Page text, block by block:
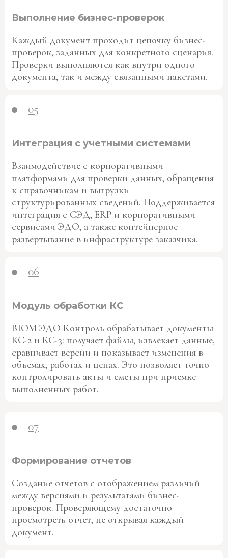
Выполнение бизнес-проверок
Каждый документ проходит цепочку бизнес-
проверок, заданных для конкретного сценария.
Проверки выполняются как внутри одного
документа, так и между связанными пакетами.
05
Интеграция с учетными системами
Взаимодействие с корпоративными
платформами для проверки данных, обращения
к справочникам и выгрузки
структурированных сведений. Поддерживается
интеграция с СЭД, ERP и корпоративными
сервисами ЭДО, а также контейнерное
развертывание в инфраструктуре заказчика.
06
Модуль обработки КС
BIOM ЭДО Контроль обрабатывает документы
КС-2 и КС-3: получает файлы, извлекает данные,
сравнивает версии и показывает изменения в
объемах, работах и ценах. Это позволяет точно
контролировать акты и сметы при приемке
выполненных работ.
07
Формирование отчетов
Создание отчетов с отображением различий
между версиями и результатами бизнес-
проверок. Проверяющему достаточно
просмотреть отчет, не открывая каждый
документ.